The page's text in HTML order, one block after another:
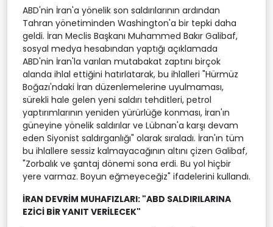
ABD'nin İran'a yönelik son saldırılarının ardından
Tahran yönetiminden Washington'a bir tepki daha
geldi. İran Meclis Başkanı Muhammed Bakır Galibaf,
sosyal medya hesabından yaptığı açıklamada
ABD'nin İran'la varılan mutabakat zaptını birçok
alanda ihlal ettiğini hatırlatarak, bu ihlalleri "Hürmüz
Boğazı'ndaki İran düzenlemelerine uyulmaması,
sürekli hale gelen yeni saldırı tehditleri, petrol
yaptırımlarının yeniden yürürlüğe konması, İran'ın
güneyine yönelik saldırılar ve Lübnan'a karşı devam
eden Siyonist saldırganlığı" olarak sıraladı. İran'ın tüm
bu ihlallere sessiz kalmayacağının altını çizen Galibaf,
"Zorbalık ve şantaj dönemi sona erdi. Bu yol hiçbir
yere varmaz. Boyun eğmeyeceğiz" ifadelerini kullandı.
İRAN DEVRİM MUHAFIZLARI: "ABD SALDIRILARINA
EZİCİ BİR YANIT VERİLECEK"